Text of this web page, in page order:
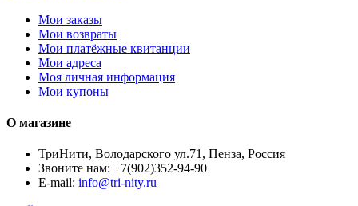
Мои заказы
Мои возвраты
Мои платёжные квитанции
Мои адреса
Моя личная информация
Мои купоны
О магазине
ТриНити, Володарского ул.71, Пенза, Россия
Звоните нам: +7(902)352-94-90
E-mail: info@tri-nity.ru